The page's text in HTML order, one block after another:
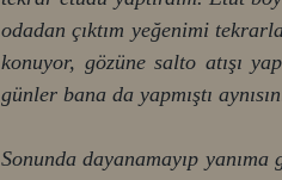
odadan çıktım yeğenimi
konuyor, gözüne salto atışı
günler bana da yapmıştı
Sonunda dayanamayıp